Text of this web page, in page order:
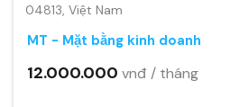
04813, Việt Nam
MT - Mặt bằng kinh doanh
12.000.000 vnđ / tháng